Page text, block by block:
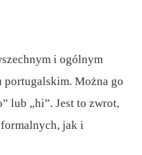
i ogólnym
portugalskim. Można go
lub „hi”. Jest to zwrot,
jak i